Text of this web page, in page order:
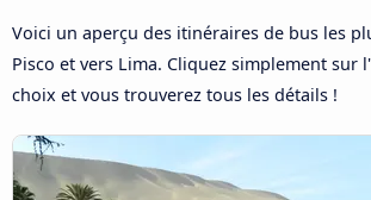
Voici un aperçu des itinéraires de bus les
Pisco et vers Lima. Cliquez simplement sur
choix et vous trouverez tous les détails !